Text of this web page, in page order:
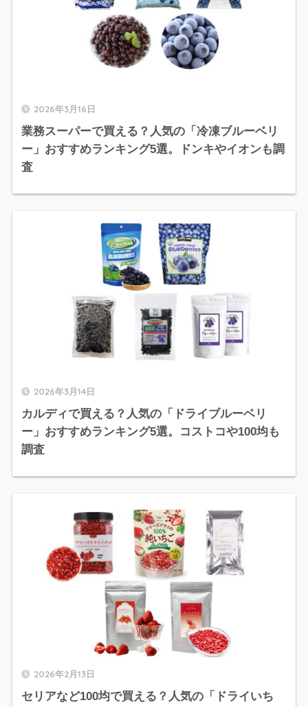
2026年3月16日
業務スーパーで買える？人気の「冷凍ブルーベリ
ー」おすすめランキング5選。ドンキやイオンも調
査
2026年3月14日
カルディで買える？人気の「ドライブルーベリ
ー」おすすめランキング5選。コストコや100均も
調査
2026年2月13日
セリアなど100均で買える？人気の「ドライいち